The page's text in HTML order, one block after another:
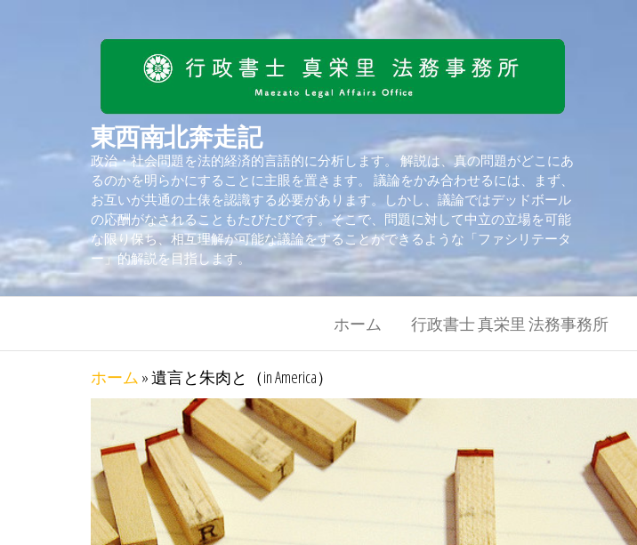
東西南北奔走記
政治・社会問題を法的経済的言語的に分析します。 解説は、真の問題がどこにあ
るのかを明らかにすることに主眼を置きます。 議論をかみ合わせるには、まず、
お互いが共通の土俵を認識する必要があります。しかし、議論ではデッドボール
の応酬がなされることもたびたびです。そこで、問題に対して中立の立場を可能
な限り保ち、相互理解が可能な議論をすることができるような「ファシリテータ
ー」的解説を目指します。
ホーム 行政書士 真栄里 法務事務所
ホーム »遺言と朱肉と（in America）